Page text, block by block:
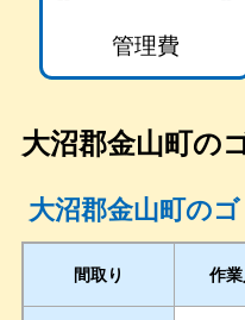
管理費
大沼郡金山町の
大沼郡金山町の
間取り 作